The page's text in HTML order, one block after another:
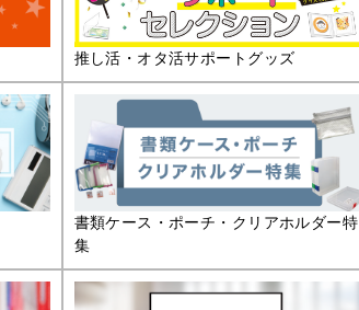
推し活・オタ活サポートグッズ
書類ケース・ポーチ・クリアホルダー特
集